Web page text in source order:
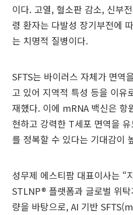
이다. 고열, 혈소판 감소, 신부
령 환자는 다발성 장기부전에
는 치명적 질병이다.
SFTS는 바이러스 자체가 면역
고 있어 지역적 특성 등을 이유
재했다. 이에 mRNA 백신은 항
현하고 강력한 T세포 면역을
를 정복할 수 있다는 기대감이
성무제 에스티팜 대표이사는
STLNP® 플랫폼과 글로벌 위
량을 바탕으로, AI 기반